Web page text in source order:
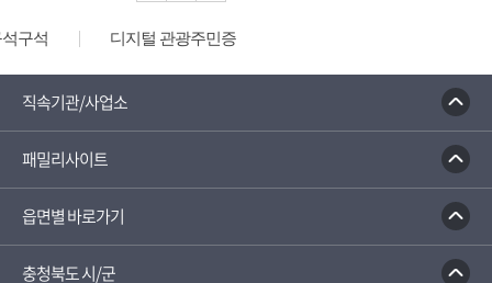
디지털 관광주민증
성불산 자연휴양림
충청나드리
대한민국 구석구석
직속기관/사업소
패밀리사이트
읍면별 바로가기
충청북도 시/군